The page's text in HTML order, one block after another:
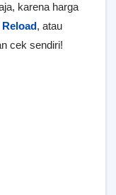
karena harga
, atau
cek sendiri!